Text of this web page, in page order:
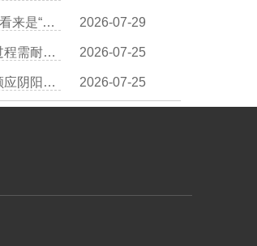
夏裕医生谈别小看“打呼噜”：睡眠呼吸暂停在中医看来是“痰瘀阻窍” 2026-07-29
叶穗林医生：中医调理见效慢？中医解释：治本过程需耐心，长期获益更多 2026-07-25
夏裕医生：熬夜伤心血？中医提醒：早睡早起，顺应阴阳，保护血管 2026-07-25